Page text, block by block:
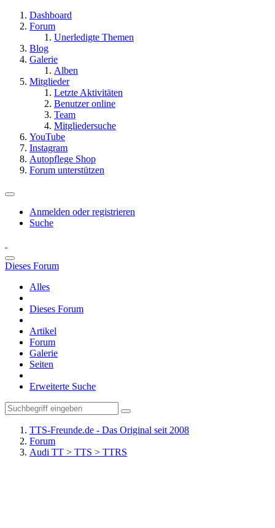
Dashboard
Forum
Unerledigte Themen
Blog
Galerie
Alben
Mitglieder
Letzte Aktivitäten
Benutzer online
Team
Mitgliedersuche
YouTube
Instagram
Autopflege Shop
Forum unterstützen
Anmelden oder registrieren
Suche
Dieses Forum
Alles
Dieses Forum
Artikel
Forum
Galerie
Seiten
Erweiterte Suche
TTS-Freunde.de - Das Original seit 2008
Forum
Audi TT > TTS > TTRS